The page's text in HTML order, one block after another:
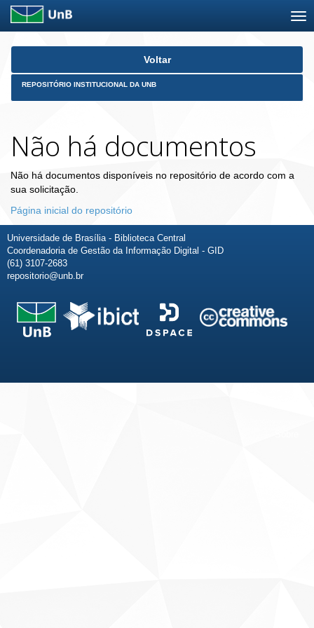
Skip
Voltar
REPOSITÓRIO INSTITUCIONAL DA UNB
Não há documentos
Não há documentos disponíveis no repositório de acordo com a
sua solicitação.
Página inicial do repositório
Universidade de Brasília - Biblioteca Central
Coordenadoria de Gestão da Informação Digital - GID
(61) 3107-2683
repositorio@unb.br